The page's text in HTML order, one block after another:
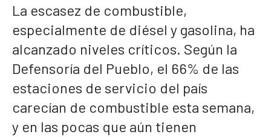
La escasez de combustible,
especialmente de diésel y gasolina, ha
alcanzado niveles críticos. Según la
Defensoría del Pueblo, el 66% de las
estaciones de servicio del país
carecían de combustible esta semana,
y en las pocas que aún tienen